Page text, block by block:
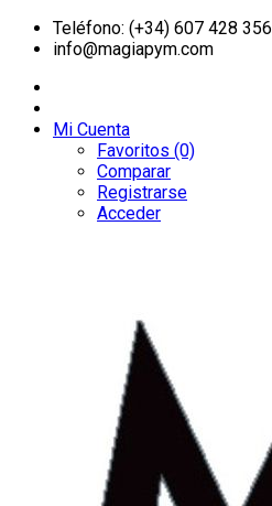
Teléfono: (+34) 607 428 356
info@magiapym.com
Mi Cuenta
Favoritos (0)
Comparar
Registrarse
Acceder